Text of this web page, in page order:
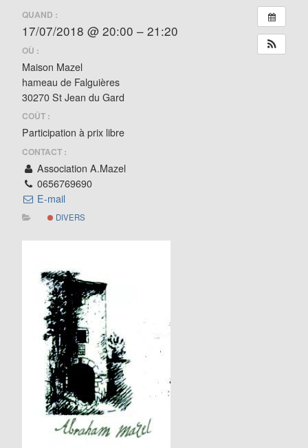
QUAND :
17/07/2018 @ 20:00 – 21:20
OÙ :
Maison Mazel
hameau de Falguières
30270 St Jean du Gard
COÛT :
Participation à prix libre
CONTACT :
Association A.Mazel
0656769690
E-mail
DIVERS